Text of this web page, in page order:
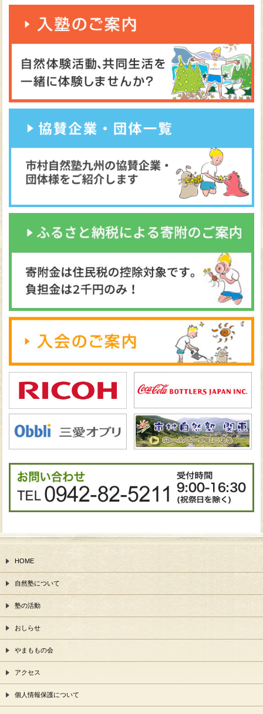
HOME
自然塾について
塾の活動
おしらせ
やまももの会
アクセス
個人情報保護について